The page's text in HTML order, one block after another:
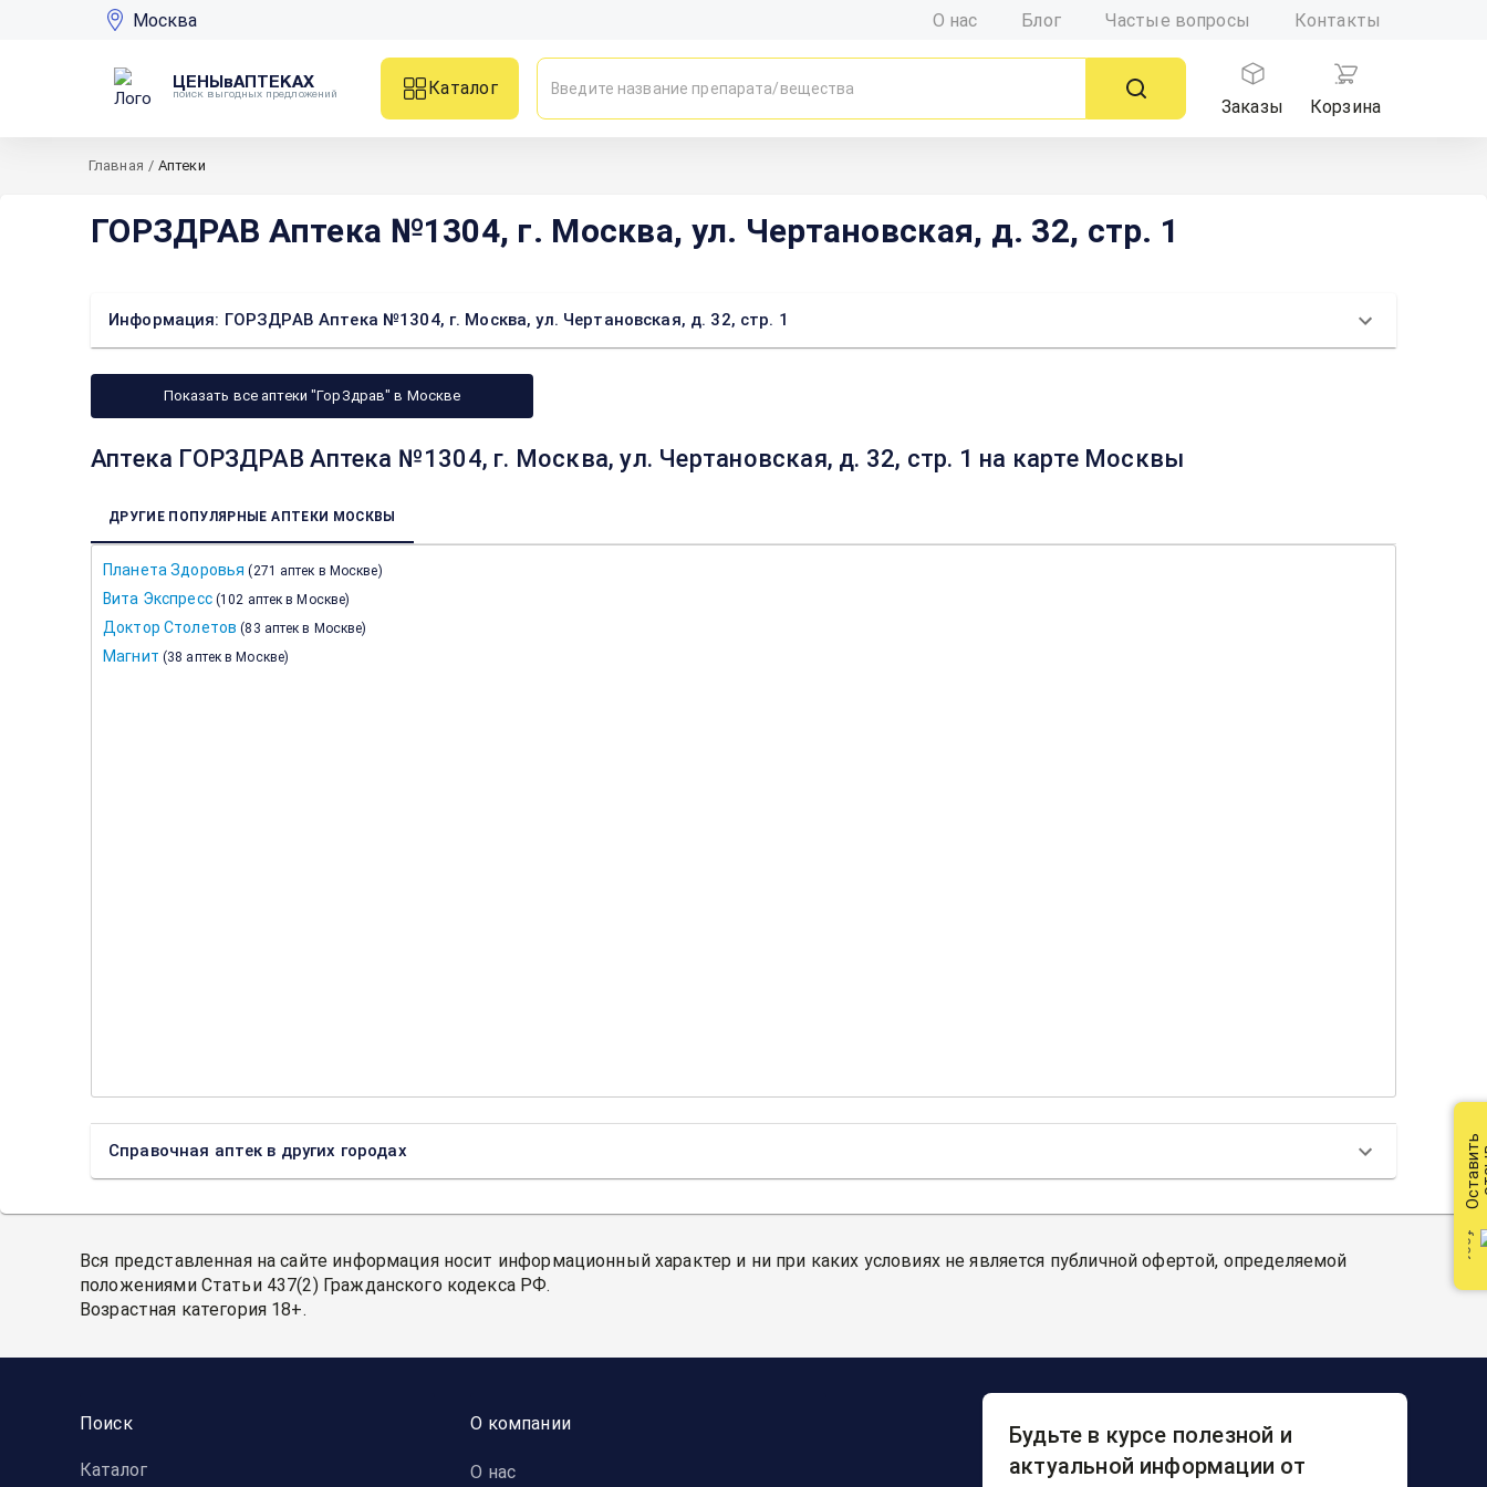
Москва О нас Блог Частые вопросы Контакты
ЦЕНЫвАПТЕКАХ
поиск выгодных предложений
Каталог
Заказы
Корзина
Главная / Аптеки
ГОРЗДРАВ Аптека №1304, г. Москва, ул. Чертановская, д. 32, стр. 1
Информация: ГОРЗДРАВ Аптека №1304, г. Москва, ул. Чертановская, д. 32, стр. 1
Показать все аптеки "ГорЗдрав" в Москве
Аптека ГОРЗДРАВ Аптека №1304, г. Москва, ул. Чертановская, д. 32, стр. 1 на карте Москвы
ДРУГИЕ ПОПУЛЯРНЫЕ АПТЕКИ МОСКВЫ
Планета Здоровья (271 аптек в Москве)
Вита Экспресс (102 аптек в Москве)
Доктор Столетов (83 аптек в Москве)
Магнит (38 аптек в Москве)
Справочная аптек в других городах
Вся представленная на сайте информация носит информационный характер и ни при каких условиях не является публичной офертой, определяемой
положениями Статьи 437(2) Гражданского кодекса РФ.
Возрастная категория 18+.
Поиск
Каталог
О компании
О нас
Будьте в курсе полезной и
актуальной информации от
Оставить